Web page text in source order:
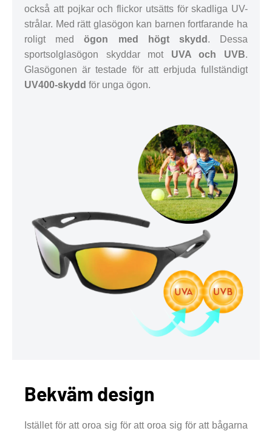
också att pojkar och flickor utsätts för skadliga UV-
strålar. Med rätt glasögon kan barnen fortfarande ha
roligt medögon med högt skydd . Dessa
sportsolglasögon skyddar mot UVA och UVB.
Glasögonen är testade för att erbjuda fullständigt
UV400-skydd för unga ögon.
Bekväm design
Istället för att oroa sig för att oroa sig för att bågarna